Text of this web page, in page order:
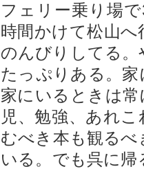
フェリー乗り場
時間かけて松山
のんびりしてる
たっぷりある。
家にいるときは
児、勉強、あれ
むべき本も観る
いる。でも呉に